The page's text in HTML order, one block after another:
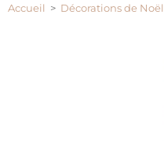
Accueil > Décorations de Noël